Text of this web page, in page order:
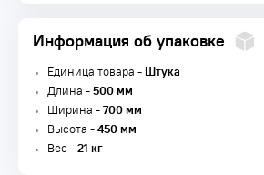
Информация об упаковке
Единица товара -Штука
Длина -500 мм
Ширина -700 мм
Высота -450 мм
Вес -21 кг